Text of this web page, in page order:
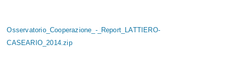
Osservatorio_Cooperazione_-_Report_LATTIERO-
CASEARIO_2014.zip